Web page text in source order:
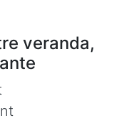
veranda,